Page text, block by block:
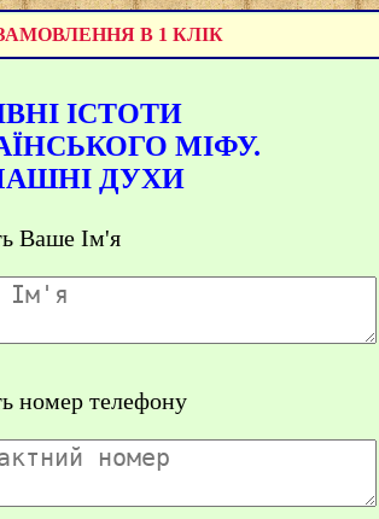
В 1 КЛІК
ІСТОТИ
МІФУ.
ДУХИ
Ваше Ім'я
номер телефону